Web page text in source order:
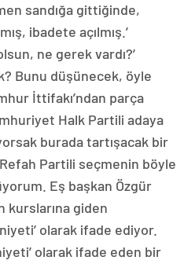
sandığa gittiğinde,
ibadete açılmış.’
ne gerek vardı?’
Bunu düşünecek, öyle
İttifakı’ndan parça
Halk Partili adaya
burada tartışacak bir
Partili seçmenin böyle
Eş başkan Özgür
kurslarına giden
olarak ifade ediyor.
olarak ifade eden bir